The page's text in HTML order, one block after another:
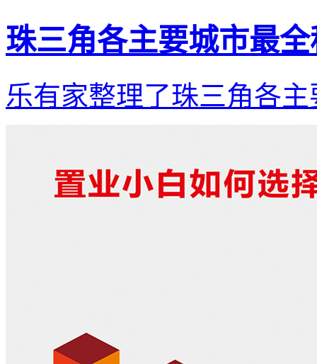
珠三角各主要城市最
乐有家整理了珠三角各